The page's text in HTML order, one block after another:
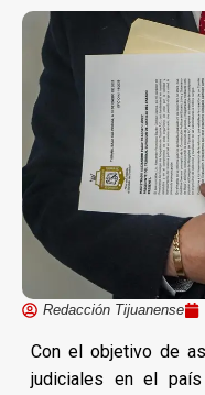
Redacción Tijuanense
Con el objetivo de
judiciales en el